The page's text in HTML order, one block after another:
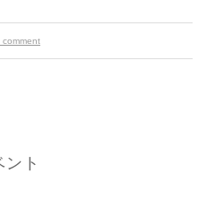
comment
ト